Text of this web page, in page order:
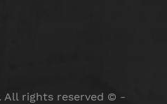
All rights reserved © -